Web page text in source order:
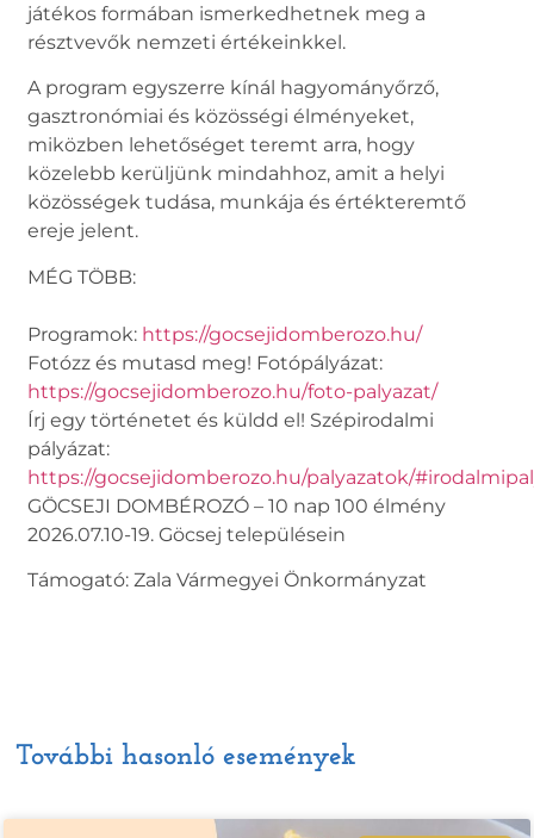
játékos formában ismerkedhetnek meg a
résztvevők nemzeti értékeinkkel.
A program egyszerre kínál hagyományőrző,
gasztronómiai és közösségi élményeket,
miközben lehetőséget teremt arra, hogy
közelebb kerüljünk mindahhoz, amit a helyi
közösségek tudása, munkája és értékteremtő
ereje jelent.
MÉG TÖBB:
Programok: https://gocsejidomberozo.hu/
Fotózz és mutasd meg! Fotópályázat:
https://gocsejidomberozo.hu/foto-palyazat/
Írj egy történetet és küldd el! Szépirodalmi
pályázat:
https://gocsejidomberozo.hu/palyazatok/
GÖCSEJI DOMBÉROZÓ – 10 nap 100 élmény
2026.07.10-19. Göcsej településein
Támogató: Zala Vármegyei Önkormányzat
További hasonló események